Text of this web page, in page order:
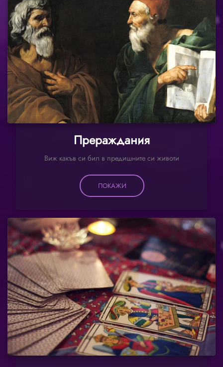
Прераждания
Виж какъв си бил в предишните си животи
ПОКАЖИ